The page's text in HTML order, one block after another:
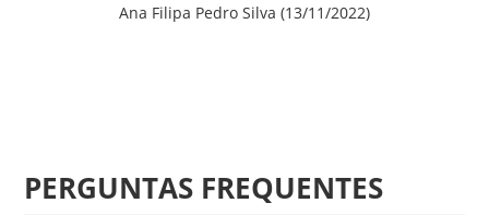
Ana Filipa Pedro Silva (13/11/2022)
PERGUNTAS FREQUENTES